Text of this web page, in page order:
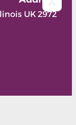
2972 Westheimer Rd. Santa Ana, Illinois UK